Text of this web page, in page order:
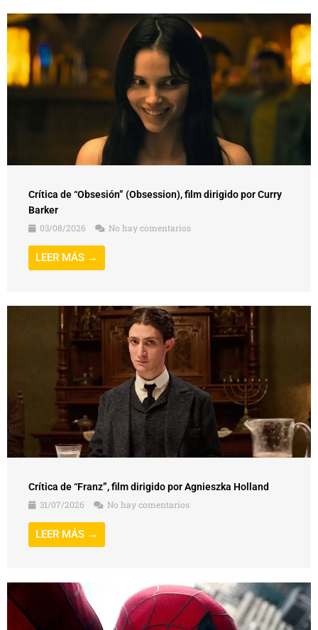
Crítica de “Obsesión” (Obsession), film dirigido por Curry
Barker
03/08/2026
No hay comentarios
LEER MÁS →
Crítica de “Franz”, film dirigido por Agnieszka Holland
31/07/2026
No hay comentarios
LEER MÁS →